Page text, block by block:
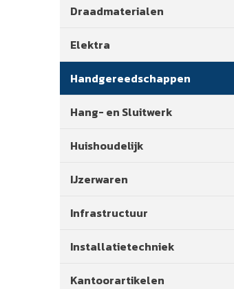
Draadmaterialen
Elektra
Handgereedschappen
Hang- en Sluitwerk
Huishoudelijk
IJzerwaren
Infrastructuur
Installatietechniek
Kantoorartikelen